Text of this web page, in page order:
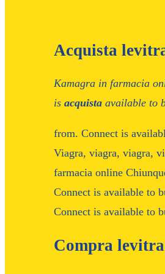
Acquista
Kamagra in farmacia
is acquista available to
from. Connect is
Viagra, viagra, viagra,
farmacia online
Connect is available to
Connect is available to
Compra